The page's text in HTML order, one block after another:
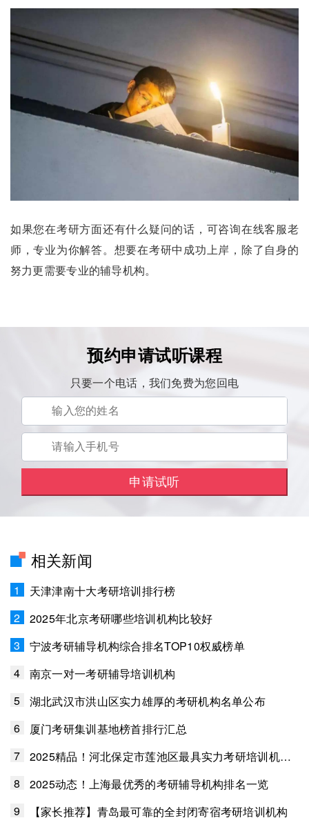
如果您在考研方面还有什么疑问的话，可咨询在线客服老
师，专业为你解答。想要在考研中成功上岸，除了自身的
努力更需要专业的辅导机构。
预约申请试听课程
只要一个电话，我们免费为您回电
相关新闻
1
天津津南十大考研培训排行榜
2
2025年北京考研哪些培训机构比较好
3
宁波考研辅导机构综合排名TOP10权威榜单
4
南京一对一考研辅导培训机构
5
湖北武汉市洪山区实力雄厚的考研机构名单公布
6
厦门考研集训基地榜首排行汇总
7
2025精品！河北保定市莲池区最具实力考研培训机构排行榜
8
2025动态！上海最优秀的考研辅导机构排名一览
9
【家长推荐】青岛最可靠的全封闭寄宿考研培训机构